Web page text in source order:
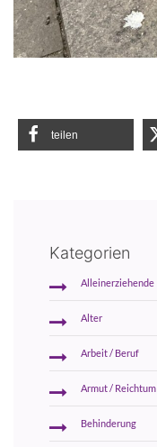
teilen
Kategorien
Alleinerziehende
Alter
Arbeit / Beruf
Armut / Reichtum
Behinderung